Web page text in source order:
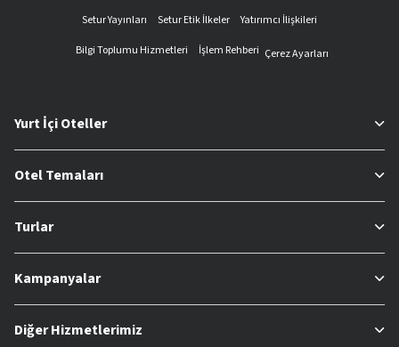
Setur Yayınları
Setur Etik İlkeler
Yatırımcı İlişkileri
Bilgi Toplumu Hizmetleri
İşlem Rehberi Çerez Ayarları
Yurt İçi Oteller
Otel Temaları
Turlar
Kampanyalar
Diğer Hizmetlerimiz